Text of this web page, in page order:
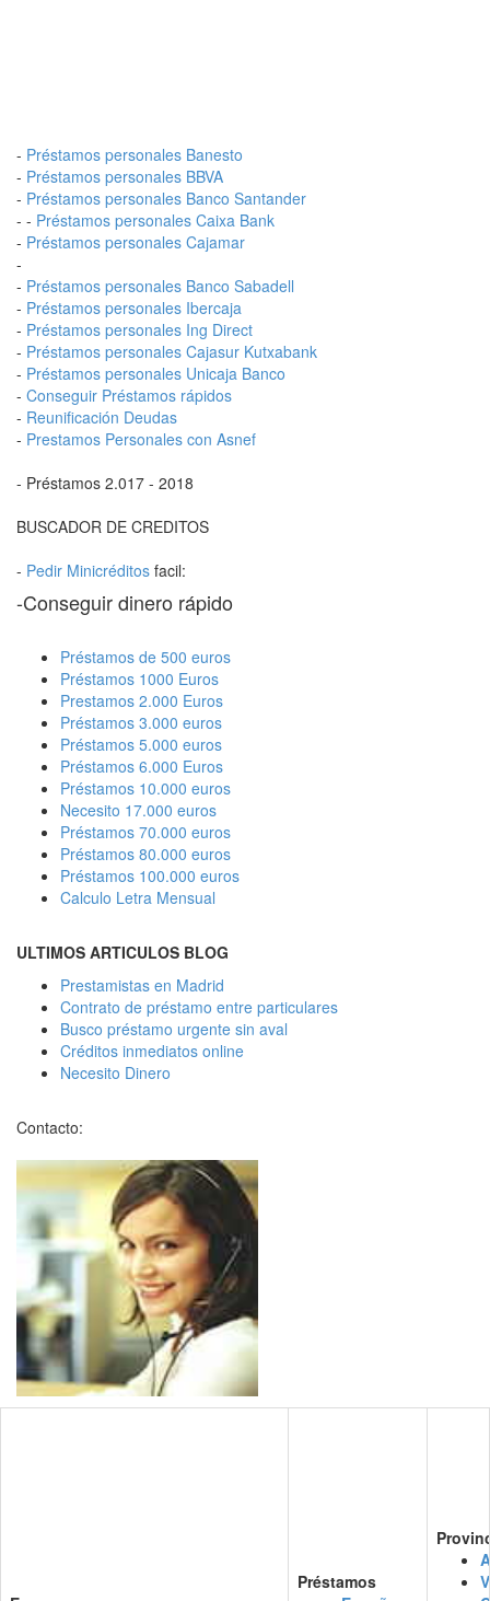
- Préstamos personales Banesto
- Préstamos personales BBVA
- Préstamos personales Banco Santander
- - Préstamos personales Caixa Bank
- Préstamos personales Cajamar
-
- Préstamos personales Banco Sabadell
- Préstamos personales Ibercaja
- Préstamos personales Ing Direct
- Préstamos personales Cajasur Kutxabank
- Préstamos personales Unicaja Banco
- Conseguir Préstamos rápidos
- Reunificación Deudas
- Prestamos Personales con Asnef
- Préstamos 2.017 - 2018
BUSCADOR DE CREDITOS
- Pedir Minicréditos facil:
-Conseguir dinero rápido
Préstamos de 500 euros
Préstamos 1000 Euros
Prestamos 2.000 Euros
Préstamos 3.000 euros
Préstamos 5.000 euros
Préstamos 6.000 Euros
Préstamos 10.000 euros
Necesito 17.000 euros
Préstamos 70.000 euros
Préstamos 80.000 euros
Préstamos 100.000 euros
Calculo Letra Mensual
ULTIMOS ARTICULOS BLOG
Prestamistas en Madrid
Contrato de préstamo entre particulares
Busco préstamo urgente sin aval
Créditos inmediatos online
Necesito Dinero
Contacto:
Préstamos